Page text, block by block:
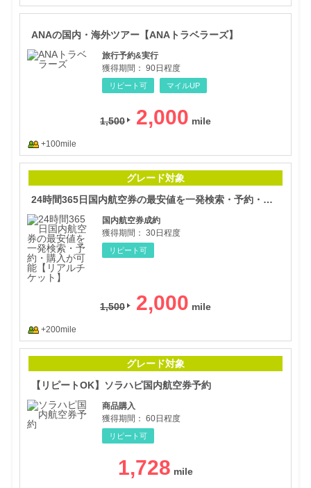
ANAの国内・海外ツアー【ANAトラベラーズ】
旅行予約&実行
獲得期間： 90日程度
リピート可 マイルUP
1,500 2,000
+100mile
グレード対象
24時間365日国内航空券の最安値を一発検索・予約・購入が可能【リアルチケット】
国内航空券成約
獲得期間： 30日程度
リピート可
1,500 2,000
+200mile
グレード対象
【リピートOK】ソラハピ国内航空券予約
商品購入
獲得期間： 60日程度
リピート可
1,728